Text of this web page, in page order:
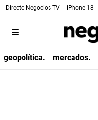
Directo Negocios TV - iPhone 18 -
geopolítica. mercados.